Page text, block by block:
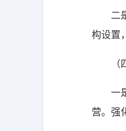
二
构设置
一
营。强